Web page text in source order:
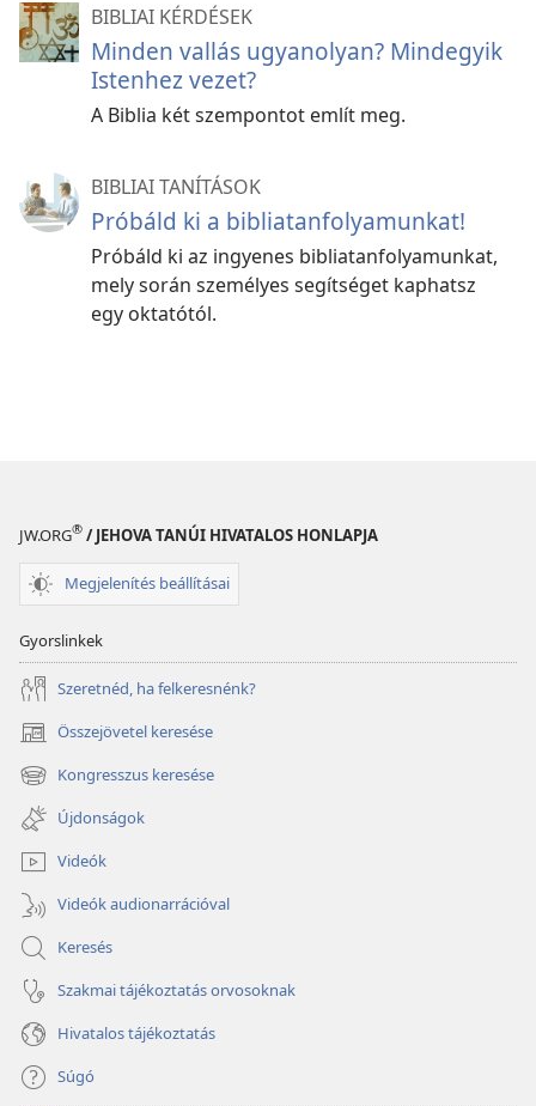
BIBLIAI KÉRDÉSEK
Minden vallás ugyanolyan? Mindegyik
Istenhez vezet?
A Biblia két szempontot említ meg.
BIBLIAI TANÍTÁSOK
Próbáld ki a bibliatanfolyamunkat!
Próbáld ki az ingyenes bibliatanfolyamunkat,
mely során személyes segítséget kaphatsz
egy oktatótól.
JW.ORG® / JEHOVA TANÚI HIVATALOS HONLAPJA
Megjelenítés beállításai
Gyorslinkek
Szeretnéd, ha felkeresnénk?
Összejövetel keresése
(opens
new
window)
Kongresszus keresése
(opens
new
window)
Újdonságok
Videók
Videók audionarrációval
Keresés
Szakmai tájékoztatás orvosoknak
Hivatalos tájékoztatás
Súgó